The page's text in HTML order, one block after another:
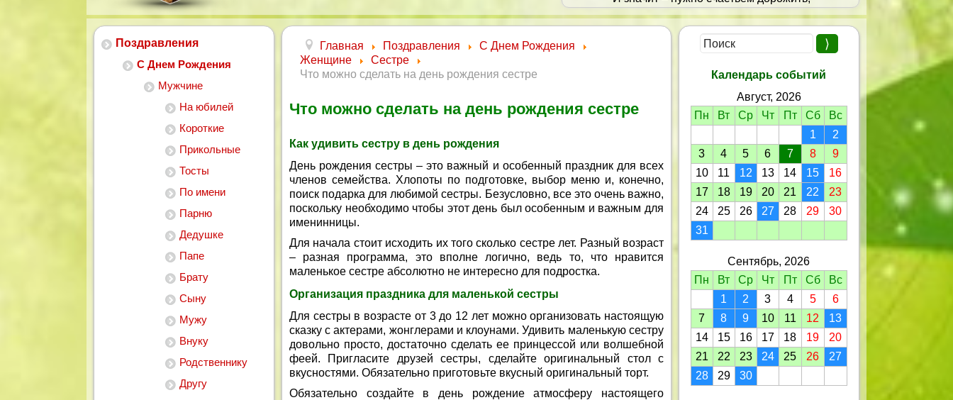
Ты – женщина и сказано все этим —
Любимой быть желаю и любить!
Поздравления
С Днем Рождения
Мужчине
На юбилей
Короткие
Прикольные
Тосты
По имени
Парню
Дедушке
Папе
Брату
Сыну
Мужу
Внуку
Родственнику
Другу
Главная Поздравления
С Днем Рождения
Женщине
Сестре
Что можно сделать на день рождения сестре
Что можно сделать на день рождения сестре
Как удивить сестру в день рождения
День рождения сестры – это важный и особенный праздник для всех
членов семейства. Хлопоты по подготовке, выбор меню и, конечно,
поиск подарка для любимой сестры. Безусловно, все это очень важно,
поскольку необходимо чтобы этот день был особенным и важным для
именинницы.
Для начала стоит исходить их того сколько сестре лет. Разный возраст
– разная программа, это вполне логично, ведь то, что нравится
маленькое сестре абсолютно не интересно для подростка.
Организация праздника для маленькой сестры
Для сестры в возрасте от 3 до 12 лет можно организовать настоящую
сказку с актерами, жонглерами и клоунами. Удивить маленькую сестру
довольно просто, достаточно сделать ее принцессой или волшебной
феей. Пригласите друзей сестры, сделайте оригинальный стол с
вкусностями. Обязательно приготовьте вкусный оригинальный торт.
Обязательно создайте в день рождение атмосферу настоящего
Календарь событий
Август, 2026
Пн
Вт Ср Чт Пт Сб
Вс
1
2
3
4 5 6 7 8
9
10
11 12 13 14 15
16
17
18 19 20 21 22
23
24
25 26 27 28 29
30
31
Сентябрь, 2026
Пн
Вт Ср Чт Пт Сб
Вс
1
2 3 4 5
6
7
8 9 10 11 12
13
14
15 16 17 18 19
20
21
22 23 24 25 26
27
28
29 30